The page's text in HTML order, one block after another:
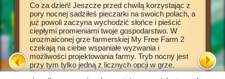
w
to
Co za dzień! Jeszcze przed chwilą korzystając z
pory nocnej sadziłeś pieczarki na swoich polach, a
już powoli zaczyna wychodzić słońce i pieścić
ciepłymi promieniami twoje gospodarstwo. W
urozmaiconej grze farmerskiej My Free Farm 2
czekają na ciebie wspaniałe wyzwania i
możliwości projektowania farmy. Tryb nocny jest
przy tym tylko jedną z licznych opcji w grze.
Rozkoszuj się zaletami kultowej gry My Free
grze
A
swoje